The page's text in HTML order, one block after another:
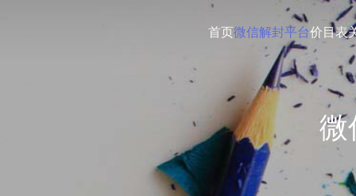
首页微信解封平台价目表
微